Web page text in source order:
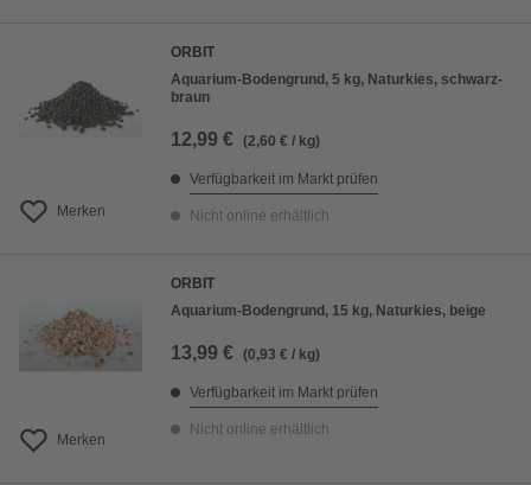
Merken
ORBIT
Aquarium-Bodengrund, 5 kg, Naturkies, schwarz-
braun
12,99 € (2,60 € / kg)
Verfügbarkeit im Markt prüfen
Nicht online erhältlich
Merken
ORBIT
Aquarium-Bodengrund, 15 kg, Naturkies, beige
13,99 € (0,93 € / kg)
Verfügbarkeit im Markt prüfen
Nicht online erhältlich